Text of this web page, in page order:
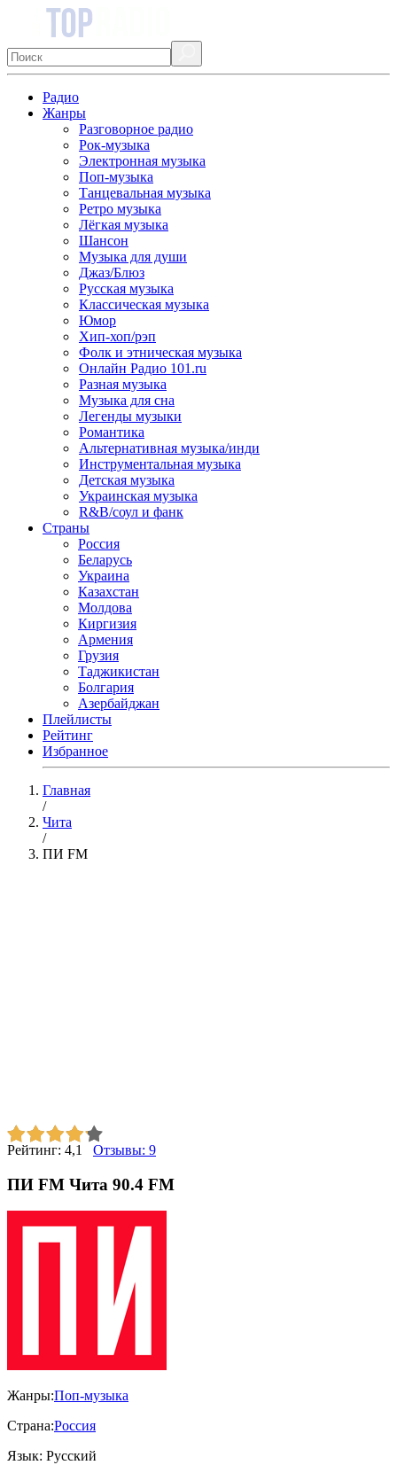
Радио
Жанры
Разговорное радио
Рок-музыка
Электронная музыка
Поп-музыка
Танцевальная музыка
Ретро музыка
Лёгкая музыка
Шансон
Музыка для души
Джаз/Блюз
Русская музыка
Классическая музыка
Юмор
Хип-хоп/рэп
Фолк и этническая музыка
Онлайн Радио 101.ru
Разная музыка
Музыка для сна
Легенды музыки
Романтика
Альтернативная музыка/инди
Инструментальная музыка
Детская музыка
Украинская музыка
R&B/cоул и фанк
Страны
Россия
Беларусь
Украина
Казахстан
Молдова
Киргизия
Армения
Грузия
Таджикистан
Болгария
Азербайджан
Плейлисты
Рейтинг
Избранное
Главная
/
Чита
/
ПИ FM
Рейтинг: 4,1 Отзывы: 9
ПИ FM Чита 90.4 FM
Жанры:Поп-музыка
Страна:Россия
Язык: Русский